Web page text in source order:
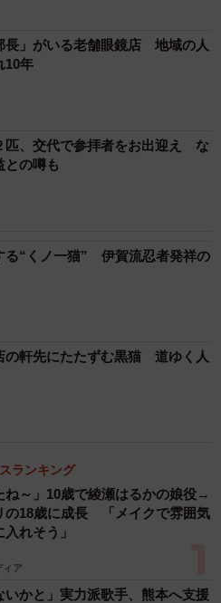
きた子に長毛の黒猫「ナツ」
は当時住んでいたアパート近
ちょびちょに濡れていたとこ
「猫を飼いたい」と思い、ず
はお姉さんのようにカギを可
長」がいる老舗眼鏡店 地域の人
10年
匹、交代で参拝者をお出迎え な
との噂も
る“くノ一猫” 伊賀流忍者発祥の
の軒先にたたずむ黒猫 道ゆく人
ランキング
ね～」10歳で綾瀬はるかの娘役→
の18歳に成長 「メイクで雰囲気
れそう」
ィア
いかと」実力派歌手、熊本へ支援